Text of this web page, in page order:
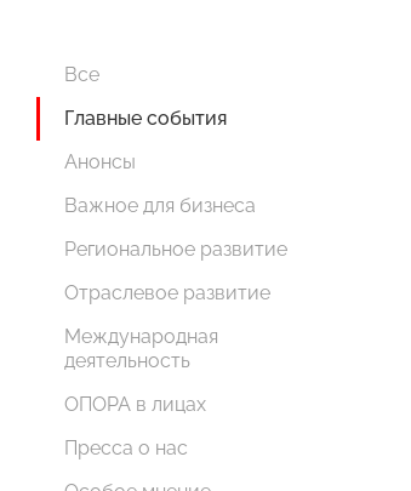
Все
Главные события
Анонсы
Важное для бизнеса
Региональное развитие
Отраслевое развитие
Международная
деятельность
ОПОРА в лицах
Пресса о нас